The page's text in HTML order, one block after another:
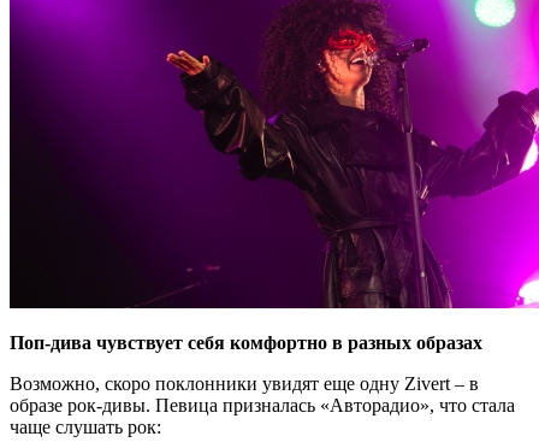
Поп-дива чувствует себя комфортно в разных образах
Возможно, скоро поклонники увидят еще одну Zivert – в
образе рок-дивы. Певица призналась «Авторадио», что стала
чаще слушать рок: